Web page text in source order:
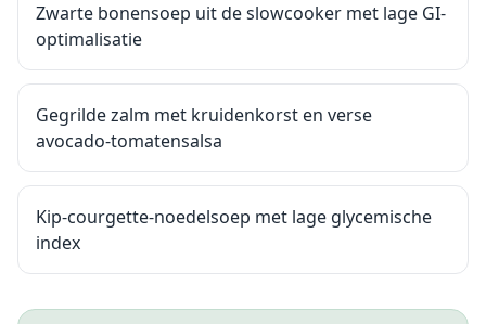
Zwarte bonensoep uit de slowcooker met lage GI-
optimalisatie
Gegrilde zalm met kruidenkorst en verse
avocado-tomatensalsa
Kip-courgette-noedelsoep met lage glycemische
index